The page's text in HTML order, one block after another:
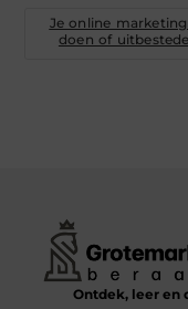
Je online
doen of
Ontdek, leer en